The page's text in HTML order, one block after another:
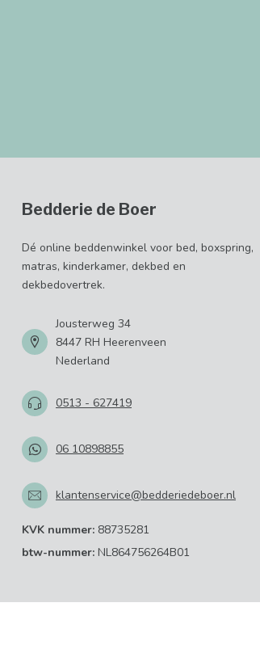
Bedderie de Boer
Dé online beddenwinkel voor bed, boxspring,
matras, kinderkamer, dekbed en
dekbedovertrek.
Jousterweg 34
8447 RH Heerenveen
Nederland
0513 - 627419
06 10898855
klantenservice@bedderiedeboer.nl
KVK nummer: 88735281
btw-nummer: NL864756264B01